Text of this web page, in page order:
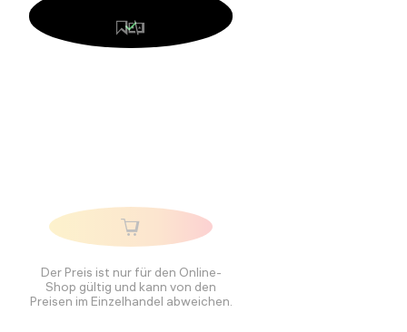
Der Preis ist nur für den Online-
Shop gültig und kann von den
Preisen im Einzelhandel abweichen.